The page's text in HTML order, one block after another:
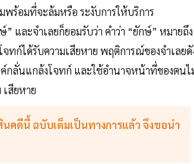
ร้อมที่จะล้มหรือ ระงับการให้บริการ
และจําเลยก็ยอมรับว่า คําว่า “ยักษ์” หมายถึง
ทก์ได้รับความเสียหาย พฤติการณ์ของจําเลยดั
กลั่นแกล้งโจทก์ และใช้อํานาจหน้าที่ของตนไ
สียหาย
ดีนี้ ฉบับเต็มเป็นทางการแล้ว จึงขอนำ